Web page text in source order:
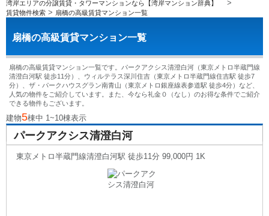
湾岸エリアの分譲賃貸・タワーマンションなら【湾岸マンション辞典】 >
賃貸物件検索 > 扇橋の高級賃貸マンション一覧
扇橋の高級賃貸マンション一覧
扇橋の高級賃貸マンション一覧です。パークアクシス清澄白河（東京メトロ半蔵門線
清澄白河駅 徒歩11分）、ウィルテラス深川住吉（東京メトロ半蔵門線住吉駅 徒歩7
分）、ザ・パークハウスグラン南青山（東京メトロ銀座線表参道駅 徒歩4分）など、
人気の物件をご紹介しています。また、今なら礼金０（なし）のお得な条件でご紹介
できる物件もございます。
建物5棟中 1~10棟表示
パークアクシス清澄白河
東京メトロ半蔵門線清澄白河駅 徒歩11分 99,000円 1K